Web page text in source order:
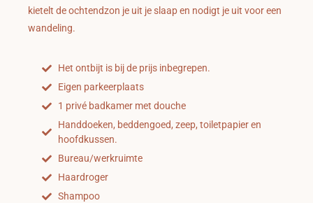
kietelt de ochtendzon je uit je slaap en nodigt je uit voor een
wandeling.
Het ontbijt is bij de prijs inbegrepen.
Eigen parkeerplaats
1 privé badkamer met douche
Handdoeken, beddengoed, zeep, toiletpapier en
hoofdkussen.
Bureau/werkruimte
Haardroger
Shampoo